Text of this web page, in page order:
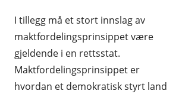
I tillegg må et stort innslag av
maktfordelingsprinsippet være
gjeldende i en rettsstat.
Maktfordelingsprinsippet er
hvordan et demokratisk styrt land